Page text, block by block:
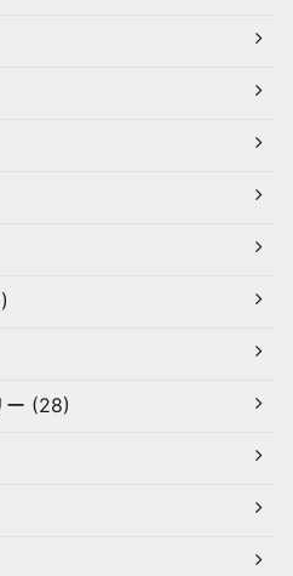
ー (28)